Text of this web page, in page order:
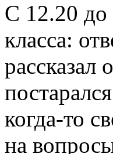
С 12.20 до
класса:
рассказал
когда-то
на